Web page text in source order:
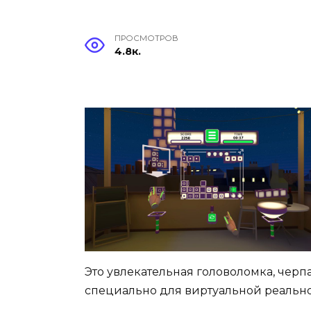
ПРОСМОТРОВ
4.8к.
Это увлекательная головоломка,
специально для виртуальной